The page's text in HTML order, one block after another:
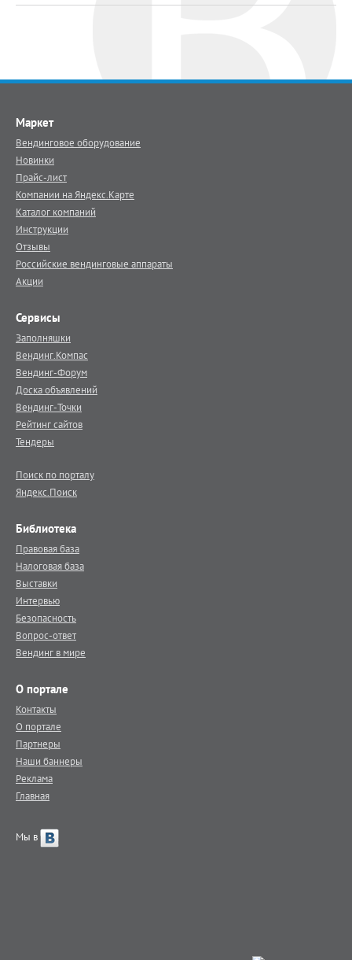
Маркет
Вендинговое оборудование
Новинки
Прайс-лист
Компании на Яндекс.Карте
Каталог компаний
Инструкции
Отзывы
Российские вендинговые аппараты
Акции
Сервисы
Заполняшки
Вендинг.Компас
Вендинг-Форум
Доска объявлений
Вендинг-Точки
Рейтинг сайтов
Тендеры
Поиск по порталу
Яндекс.Поиск
Библиотека
Правовая база
Налоговая база
Выставки
Интервью
Безопасность
Вопрос-ответ
Вендинг в мире
О портале
Контакты
О портале
Партнеры
Наши баннеры
Реклама
Главная
Мы в